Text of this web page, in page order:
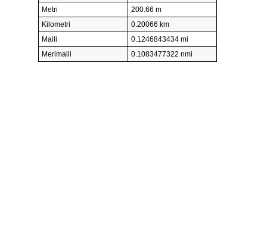
Metri
200.66 m
Kilometri
0.20066 km
Maili
0.1246843434 mi
Merimaili
0.1083477322 nmi